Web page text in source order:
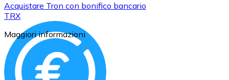
Acquistare Tron con bonifico bancario
TRX
Maggiori informazioni